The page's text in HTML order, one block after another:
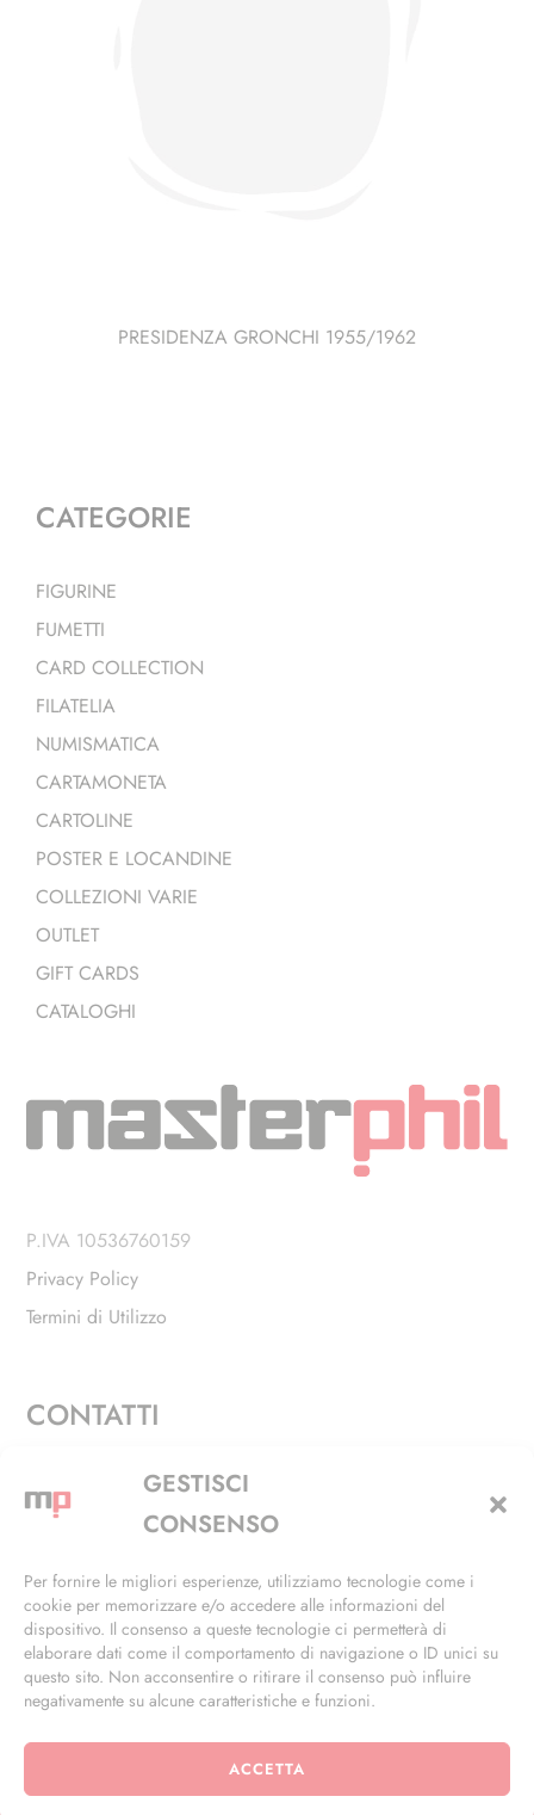
GESTISCI
CONSENSO
Per fornire le migliori esperienze, utilizziamo tecnologie come i
cookie per memorizzare e/o accedere alle informazioni del
dispositivo. Il consenso a queste tecnologie ci permetterà di
elaborare dati come il comportamento di navigazione o ID unici su
questo sito. Non acconsentire o ritirare il consenso può influire
negativamente su alcune caratteristiche e funzioni.
ACCETTA
PRESIDENZA GRONCHI 1955/1962
CATEGORIE
FIGURINE
FUMETTI
CARD COLLECTION
FILATELIA
NUMISMATICA
CARTAMONETA
CARTOLINE
POSTER E LOCANDINE
COLLEZIONI VARIE
OUTLET
GIFT CARDS
CATALOGHI
P.IVA 10536760159
Privacy Policy
Termini di Utilizzo
CONTATTI
Via Alfieri, 27 - Trezzano Sul Naviglio (MI)
+39 02 4846 3155
info@masterphil.it